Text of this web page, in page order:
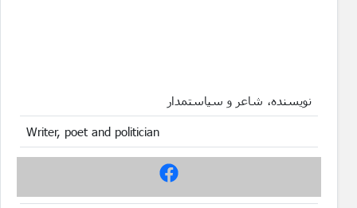
نویسنده، شاعر و سیاستمدار
Writer, poet and politician